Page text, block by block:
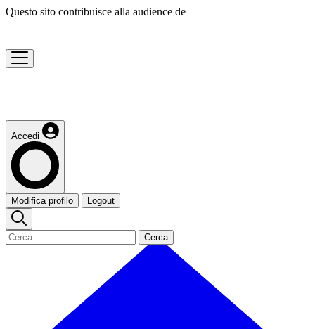
Questo sito contribuisce alla audience de
Accedi
Modifica profilo Logout
Cerca